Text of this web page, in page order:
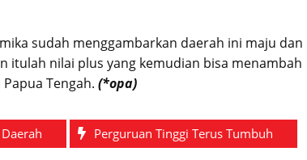
sudah menggambarkan daerah ini maju dan
itulah nilai plus yang kemudian bisa menambah
Tengah. (*opa)
Perguruan Tinggi Terus Tumbuh